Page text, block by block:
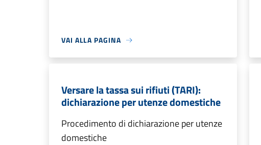
VAI ALLA PAGINA
Versare la tassa sui rifiuti (TARI):
dichiarazione per utenze domestiche
Procedimento di dichiarazione per utenze
domestiche